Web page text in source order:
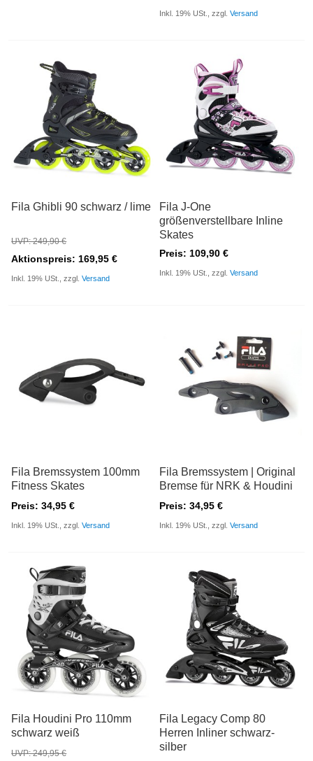
Inkl. 19% USt., zzgl.Versand
Fila Ghibli 90 schwarz / lime
UVP: 249,90 €
Aktionspreis: 169,95 €
Inkl. 19% USt., zzgl.Versand
Fila J-One
größenverstellbare Inline
Skates
Preis: 109,90 €
Inkl. 19% USt., zzgl.Versand
Fila Bremssystem 100mm
Fitness Skates
Preis: 34,95 €
Inkl. 19% USt., zzgl.Versand
Fila Bremssystem | Original
Bremse für NRK & Houdini
Preis: 34,95 €
Inkl. 19% USt., zzgl.Versand
Fila Houdini Pro 110mm
schwarz weiß
UVP: 249,95 €
Fila Legacy Comp 80
Herren Inliner schwarz-
silber